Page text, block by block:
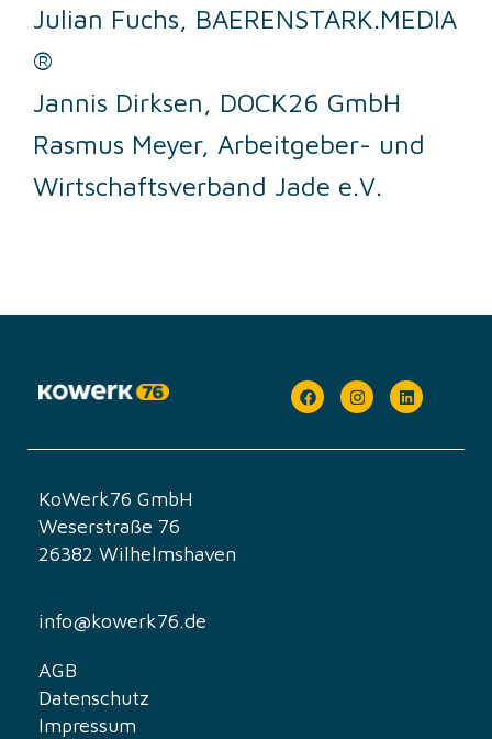
Julian Fuchs, BAERENSTARK.MEDIA
®
Jannis Dirksen, DOCK26 GmbH
Rasmus Meyer, Arbeitgeber- und
Wirtschaftsverband Jade e.V.
KoWerk76 GmbH
Weserstraße 76
26382 Wilhelmshaven
info@kowerk76.de
AGB
Datenschutz
Impressum